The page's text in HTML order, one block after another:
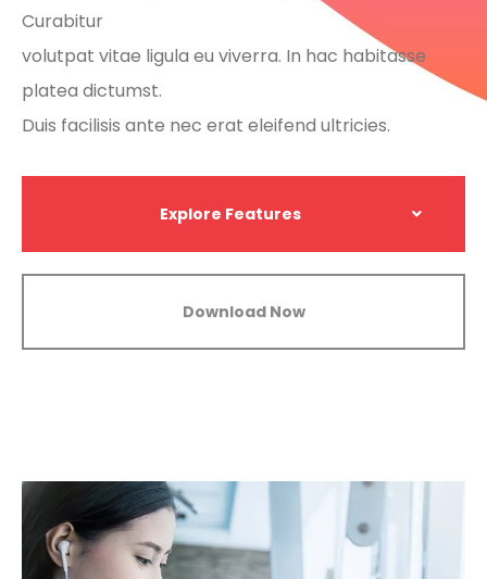
Curabitur
volutpat vitae ligula eu viverra. In hac habitasse
platea dictumst.
Duis facilisis ante nec erat eleifend ultricies.
Explore Features
Download Now